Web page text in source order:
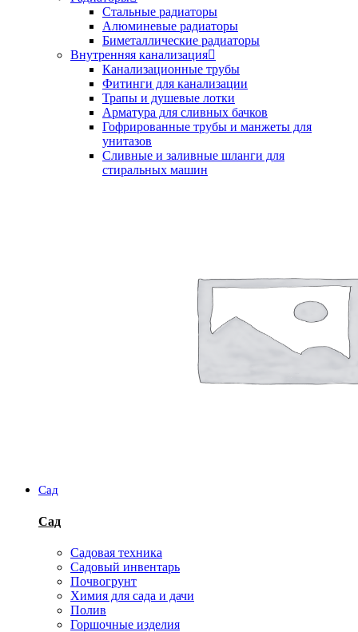
Стальные радиаторы
Алюминевые радиаторы
Биметаллические радиаторы
Внутренняя канализация
Канализационные трубы
Фитинги для канализации
Трапы и душевые лотки
Арматура для сливных бачков
Гофрированные трубы и манжеты для
унитазов
Сливные и заливные шланги для
стиральных машин
Сад
Сад
Садовая техника
Садовый инвентарь
Почвогрунт
Химия для сада и дачи
Полив
Горшочные изделия